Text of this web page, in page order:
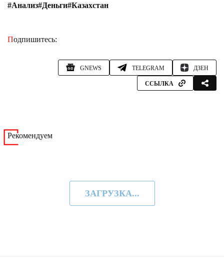
#Анализ#Деньги#Казахстан
Подпишитесь:
GNEWS TELEGRAM ДЗЕН
ССЫЛКА
Рекомендуем
ЗАГРУЗКА...